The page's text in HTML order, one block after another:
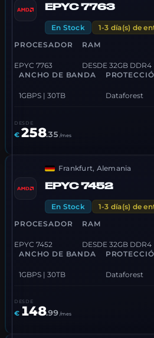
EPYC 7763
En Stock
1-3 día(s) de
PROCESADOR
EPYC 7763
RAM
DESDE 32GB DDR4
ANCHO DE BANDA
1GBPS | 30TB Dataforest
DESDE
€ 258.35 /mes
Frankfurt, Alemania
EPYC 7452
En Stock
1-3 día(s) de
PROCESADOR
EPYC 7452
RAM
DESDE 32GB DDR4
ANCHO DE BANDA
1GBPS | 30TB Dataforest
DESDE
€ 148.99 /mes